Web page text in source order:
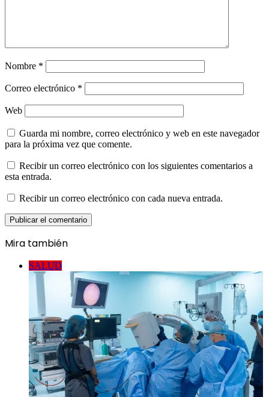
Nombre *
Correo electrónico *
Web
Guarda mi nombre, correo electrónico y web en este navegador
para la próxima vez que comente.
Recibir un correo electrónico con los siguientes comentarios a
esta entrada.
Recibir un correo electrónico con cada nueva entrada.
Mira también
SALUD